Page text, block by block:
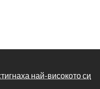
най-високото си